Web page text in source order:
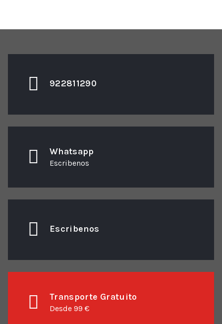
922811290
Whatsapp
Escribenos
Escribenos
Transporte Gratuito
Desde 99 €